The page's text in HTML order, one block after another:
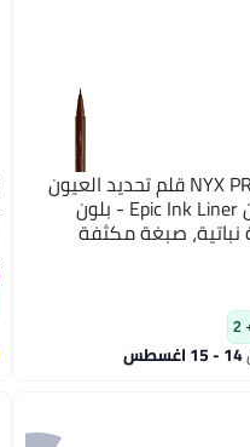
NYX PROFESSIONAL MAKEUP قلم تحديد العيون
السائل المقاوم للماء من Epic Ink Liner - بلون
نباتية، صبغة مكثفة
14 - 15 اغسطس